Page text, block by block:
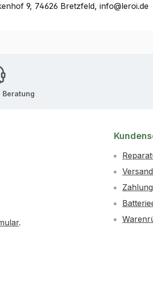
9, 74626 Bretzfeld, info@leroi.de
Beratung
.